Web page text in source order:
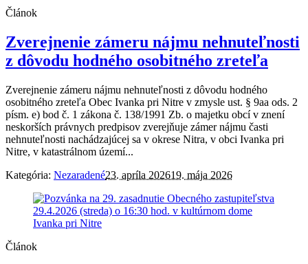
Článok
Zverejnenie zámeru nájmu nehnuteľnosti
z dôvodu hodného osobitného zreteľa
Zverejnenie zámeru nájmu nehnuteľnosti z dôvodu hodného
osobitného zreteľa Obec Ivanka pri Nitre v zmysle ust. § 9aa ods. 2
písm. e) bod č. 1 zákona č. 138/1991 Zb. o majetku obcí v znení
neskorších právnych predpisov zverejňuje zámer nájmu časti
nehnuteľnosti nachádzajúcej sa v okrese Nitra, v obci Ivanka pri
Nitre, v katastrálnom území...
Kategória: Nezaradené23. apríla 202619. mája 2026
Článok